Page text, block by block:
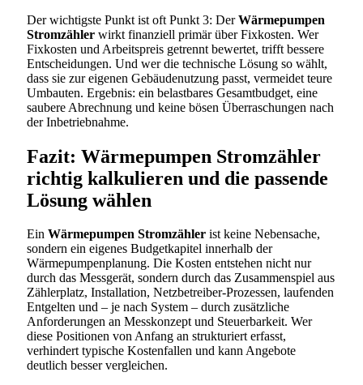
Der wichtigste Punkt ist oft Punkt 3: DerWärmepumpen
Stromzähler wirkt finanziell primär über Fixkosten. Wer
Fixkosten und Arbeitspreis getrennt bewertet, trifft bessere
Entscheidungen. Und wer die technische Lösung so wählt,
dass sie zur eigenen Gebäudenutzung passt, vermeidet teure
Umbauten. Ergebnis: ein belastbares Gesamtbudget, eine
saubere Abrechnung und keine bösen Überraschungen nach
der Inbetriebnahme.
Fazit: Wärmepumpen Stromzähler
richtig kalkulieren und die passende
Lösung wählen
Ein Wärmepumpen Stromzähler ist keine Nebensache,
sondern ein eigenes Budgetkapitel innerhalb der
Wärmepumpenplanung. Die Kosten entstehen nicht nur
durch das Messgerät, sondern durch das Zusammenspiel aus
Zählerplatz, Installation, Netzbetreiber-Prozessen, laufenden
Entgelten und – je nach System – durch zusätzliche
Anforderungen an Messkonzept und Steuerbarkeit. Wer
diese Positionen von Anfang an strukturiert erfasst,
verhindert typische Kostenfallen und kann Angebote
deutlich besser vergleichen.